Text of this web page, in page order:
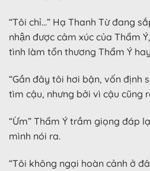
“Tôi chỉ…” Hạ Thanh Từ đang
nhận được cảm xúc của Thẩm
tình làm tổn thương Thẩm Ý
“Gần đây tôi hơi bận, vốn định
tìm cậu, nhưng bởi vì cậu cũng
“Ừm” Thẩm Ý trầm giọng đáp
mình nói ra.
“Tôi không ngại hoàn cảnh ở